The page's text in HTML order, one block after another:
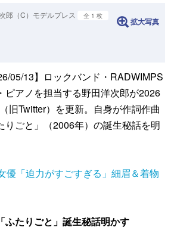
郎（C）モデルプレス 全 1 枚
拡大写真
05/13】ロックバンド・RADWIMPS
ピアノを担当する野田洋次郎が2026
旧Twitter）を更新。自身が作詞作曲
りごと」（2006年）の誕生秘話を明
優「迫力がすごすぎる」細眉＆着物
たりごと」誕生秘話明かす